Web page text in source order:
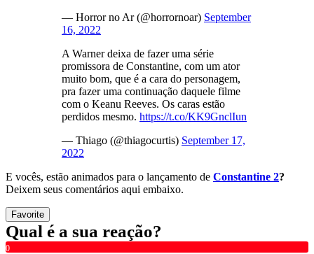
— Horror no Ar (@horrornoar) September
16, 2022
A Warner deixa de fazer uma série
promissora de Constantine, com um ator
muito bom, que é a cara do personagem,
pra fazer uma continuação daquele filme
com o Keanu Reeves. Os caras estão
perdidos mesmo. https://t.co/KK9GnclIun
— Thiago (@thiagocurtis) September 17,
2022
E vocês, estão animados para o lançamento de Constantine 2?
Deixem seus comentários aqui embaixo.
Favorite
Qual é a sua reação?
0